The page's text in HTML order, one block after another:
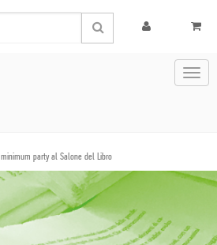
minimum party al Salone del Libro